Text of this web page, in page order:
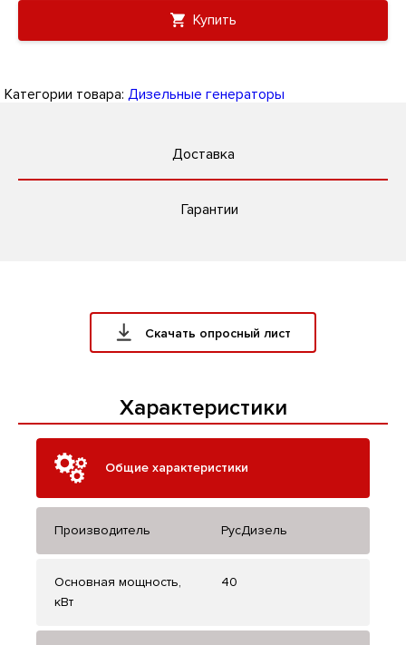
Купить
Категории товара: Дизельные генераторы
Доставка
Гарантии
Скачать опросный лист
Характеристики
Общие характеристики
Производитель РусДизель
Основная мощность,
кВт
40